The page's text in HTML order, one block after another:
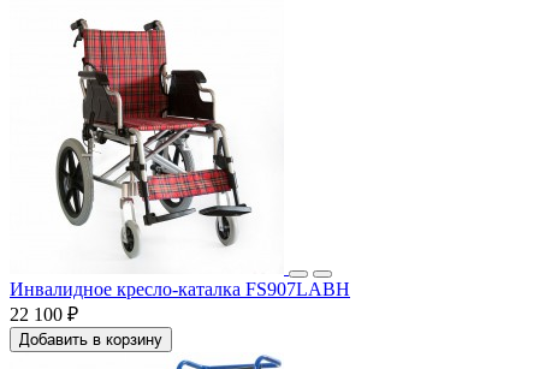
Инвалидное кресло-каталка FS907LABH
22 100 ₽
Добавить в корзину